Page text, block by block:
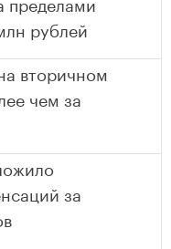
рублей
вторичном
чем за
за